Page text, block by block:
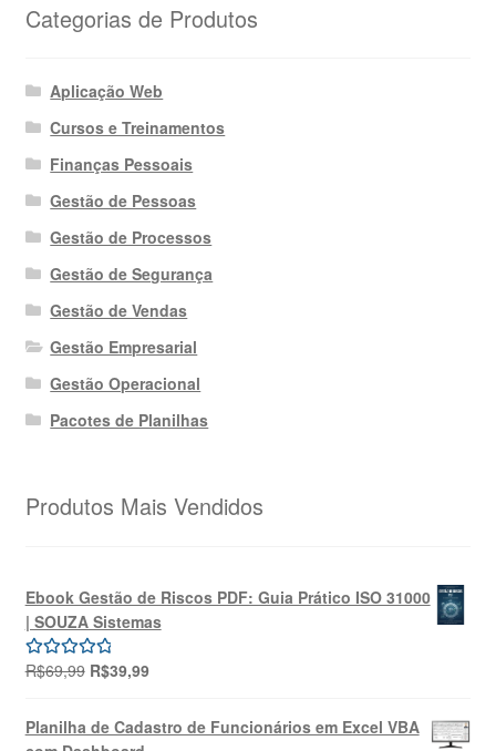
Categorias de Produtos
Aplicação Web
Cursos e Treinamentos
Finanças Pessoais
Gestão de Pessoas
Gestão de Processos
Gestão de Segurança
Gestão de Vendas
Gestão Empresarial
Gestão Operacional
Pacotes de Planilhas
Produtos Mais Vendidos
Ebook Gestão de Riscos PDF: Guia Prático ISO 31000
| SOUZA Sistemas
Avaliação
R$69,99 O
original
era:
R$39,99O
atual
é:
Planilha de Cadastro de Funcionários em Excel VBA